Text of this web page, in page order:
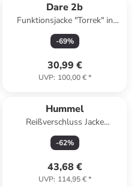
Dare 2b
Funktionsjacke "Torrek" in
Creme
-69%
30,99 €
UVP: 100,00 €*
Hummel
Reißverschluss Jacke
Daumenlöcher Hmlurban
Jungen in DARK OLIVE
-62%
43,68 €
UVP: 114,95 €*